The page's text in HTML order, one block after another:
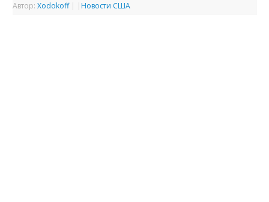
Автор:Xodokoff | | Новости США